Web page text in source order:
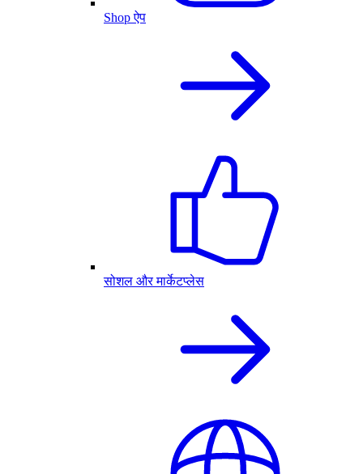
Shop ऐप
सोशल और मार्केटप्लेस